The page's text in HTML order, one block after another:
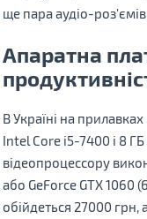
ще пара аудіо-
Апаратна
В Україні на
Intel Core i5-7400 і 8
відеопроцессору
або GeForce GTX 1060
обійдеться 27000 грн,